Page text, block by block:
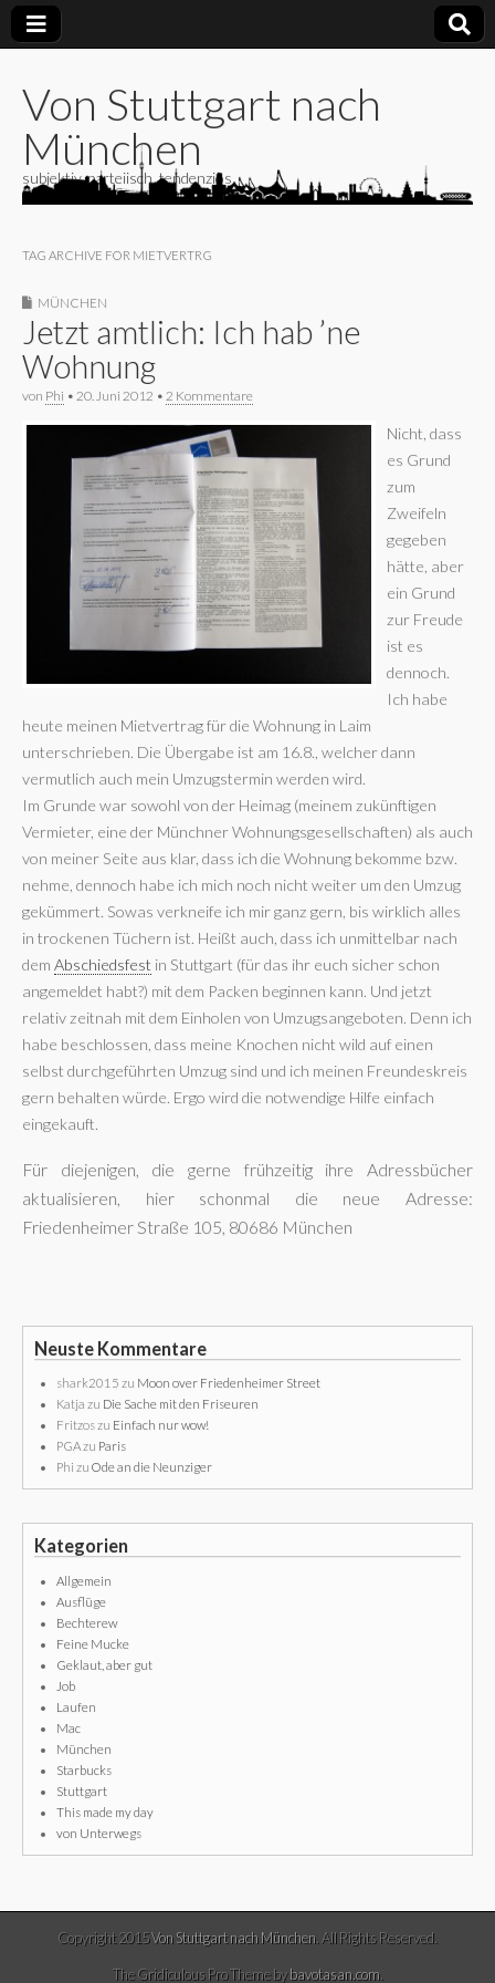
Von Stuttgart nach
München
subjektiv, parteiisch, tendenziös
TAG ARCHIVE FOR MIETVERTRG
MÜNCHEN
Jetzt amtlich: Ich hab ’ne
Wohnung
von Phi • 20. Juni 2012 • 2 Kommentare
Nicht, dass
es Grund
zum
Zweifeln
gegeben
hätte, aber
ein Grund
zur Freude
ist es
dennoch.
Ich habe
heute meinen Mietvertrag für die Wohnung in Laim
unterschrieben. Die Übergabe ist am 16.8., welcher dann
vermutlich auch mein Umzugstermin werden wird.
Im Grunde war sowohl von der Heimag (meinem zukünftigen
Vermieter, eine der Münchner Wohnungsgesellschaften) als auch
von meiner Seite aus klar, dass ich die Wohnung bekomme bzw.
nehme, dennoch habe ich mich noch nicht weiter um den Umzug
gekümmert. Sowas verkneife ich mir ganz gern, bis wirklich alles
in trockenen Tüchern ist. Heißt auch, dass ich unmittelbar nach
dem Abschiedsfest in Stuttgart (für das ihr euch sicher schon
angemeldet habt?) mit dem Packen beginnen kann. Und jetzt
relativ zeitnah mit dem Einholen von Umzugsangeboten. Denn ich
habe beschlossen, dass meine Knochen nicht wild auf einen
selbst durchgeführten Umzug sind und ich meinen Freundeskreis
gern behalten würde. Ergo wird die notwendige Hilfe einfach
eingekauft.
Für diejenigen, die gerne frühzeitig ihre Adressbücher
aktualisieren, hier schonmal die neue Adresse:
Friedenheimer Straße 105, 80686 München
Neuste Kommentare
shark2015 zu Moon over Friedenheimer Street
Katja zu Die Sache mit den Friseuren
Fritzoszu Einfach nur wow!
PGAzu Paris
Phi zu Ode an die Neunziger
Kategorien
Allgemein
Ausflüge
Bechterew
Feine Mucke
Geklaut, aber gut
Job
Laufen
Mac
München
Starbucks
Stuttgart
This made my day
von Unterwegs
Copyright 2015Von Stuttgart nach München . All Rights Reserved.
The Gridiculous Pro Theme bybavotasan.com.